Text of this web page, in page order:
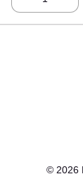
© 2026